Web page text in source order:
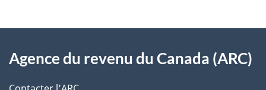
l
s
o
t
r
propos
Agence du revenu du Canada (ARC)